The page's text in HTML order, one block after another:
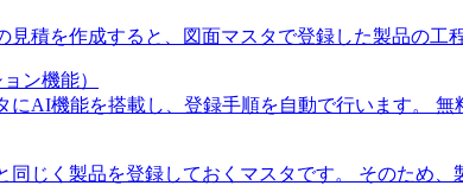
見積を作成すると、図面マスタで登録した製品の工
ン機能）
にAI機能を搭載し、登録手順を自動で行います。
同じく製品を登録しておくマスタです。 そのため